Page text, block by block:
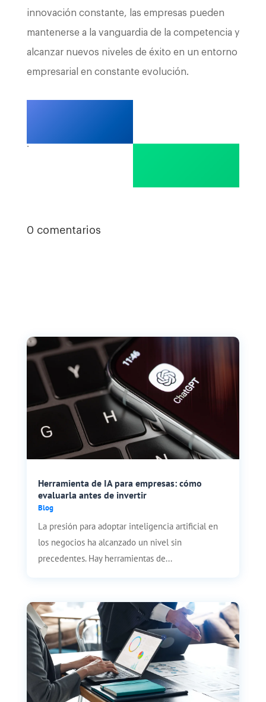
innovación constante, las empresas pueden
mantenerse a la vanguardia de la competencia y
alcanzar nuevos niveles de éxito en un entorno
empresarial en constante evolución.
.
0 comentarios
Herramienta de IA para empresas: cómo
evaluarla antes de invertir
Blog
La presión para adoptar inteligencia artificial en
los negocios ha alcanzado un nivel sin
precedentes. Hay herramientas de...